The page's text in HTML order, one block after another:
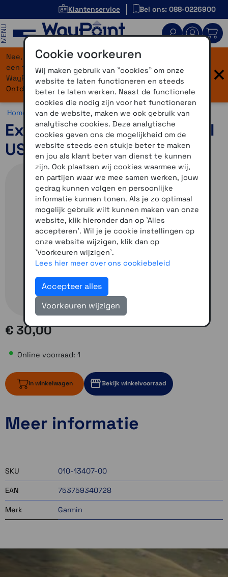
Klantenservice Bel ons: 088-0226900
Nee, je bent niet verdwaald! Onze website heeft
een flinke upgrade gekregen. Dezelfde vertrouwde
WayPoint-service, maar dan in een modern jasje.
Ontdek hier wat er allemaal nieuw is.
×
Home >Accessoires >Automotive accessoires >Overig
Extra lange voedingskabel
USB-C 8 meter
€ 30,00
Online voorraad: 1
In winkelwagen Bekijk winkelvoorraad
1 op voorraad
1 op voorraad
Meer informatie
SKU 010-13407-00
EAN 753759340728
Merk Garmin
Cookie voorkeuren
Wij maken gebruik van "cookies" om onze
website te laten functioneren en steeds
beter te laten werken. Naast de functionele
cookies die nodig zijn voor het functioneren
van de website, maken we ook gebruik van
analytische cookies. Deze analytische
cookies geven ons de mogelijkheid om de
website steeds een stukje beter te maken
en jou als klant beter van dienst te kunnen
zijn. Ook plaatsen wij cookies waarmee wij,
en partijen waar we mee samen werken, jouw
gedrag kunnen volgen en persoonlijke
informatie kunnen tonen. Als je zo optimaal
mogelijk gebruik wilt kunnen maken van onze
website, klik hieronder dan op 'Alles
accepteren'. Wil je je cookie instellingen op
onze website wijzigen, klik dan op
'Voorkeuren wijzigen'.
Lees hier meer over ons cookiebeleid
Accepteer alles
Voorkeuren wijzigen